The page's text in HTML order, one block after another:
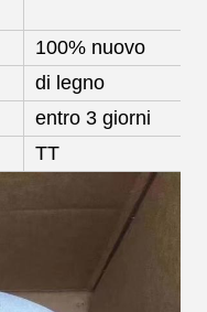
100% nuovo
di legno
entro 3 giorni
TT